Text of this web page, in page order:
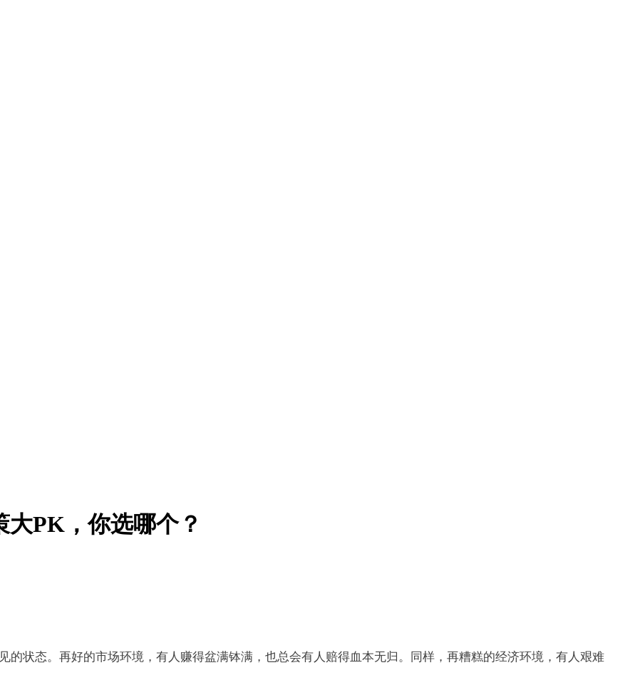
PK，你选哪个？
的状态。再好的市场环境，有人赚得盆满钵满，也总会有人赔得血本无归。同样，再糟糕的经济环境，有人艰难